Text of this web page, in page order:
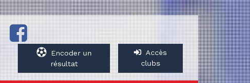
Encoder un
résultat
Accès
clubs